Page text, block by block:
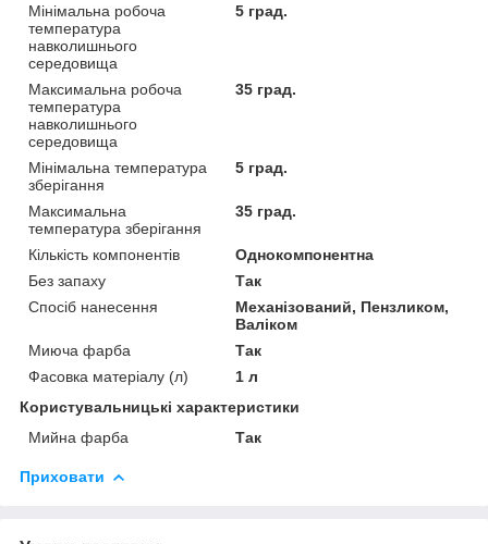
Мінімальна робоча
температура
навколишнього
середовища
5 град.
Максимальна робоча
температура
навколишнього
середовища
35 град.
Мінімальна температура
зберігання
5 град.
Максимальна
температура зберігання
35 град.
Кількість компонентів
Однокомпонентна
Без запаху
Так
Спосіб нанесення
Механізований, Пензликом,
Валіком
Миюча фарба
Так
Фасовка матеріалу (л)
1 л
Користувальницькі характеристики
Мийна фарба
Так
Приховати